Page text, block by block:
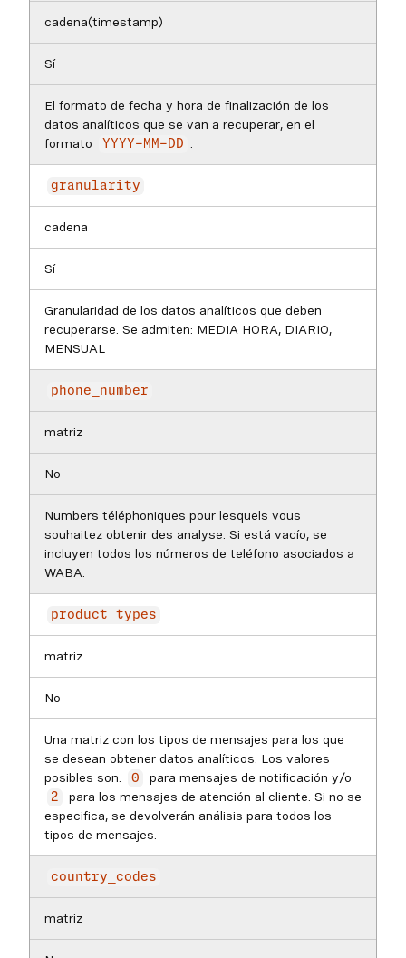
cadena(timestamp)
Sí
El formato de fecha y hora de finalización de los
datos analíticos que se van a recuperar, en el
formato
YYYY-MM-DD
granularity
cadena
Sí
Granularidad de los datos analíticos que deben
recuperarse. Se admiten: MEDIA HORA, DIARIO,
MENSUAL
phone_number
matriz
No
Numbers téléphoniques pour lesquels vous
souhaitez obtenir des analyse. Si está vacío, se
incluyen todos los números de teléfono asociados a
WABA.
product_types
matriz
No
Una matriz con los tipos de mensajes para los que
se desean obtener datos analíticos. Los valores
posibles son:
0 para mensajes de notificación y/o
2
para los mensajes de atención al cliente. Si no se
especifica, se devolverán análisis para todos los
tipos de mensajes.
country_codes
matriz